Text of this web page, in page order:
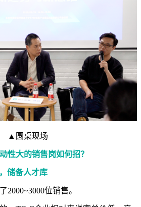
▲圆桌现场
性大的销售岗如何招？
储备人才库
2000~3000位销售。